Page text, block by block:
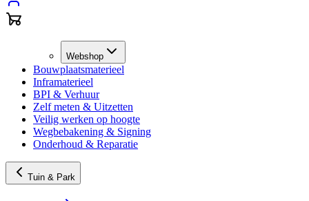
Webshop
Bouwplaatsmaterieel
Inframaterieel
BPI & Verhuur
Zelf meten & Uitzetten
Veilig werken op hoogte
Wegbebakening & Signing
Onderhoud & Reparatie
Tuin & Park